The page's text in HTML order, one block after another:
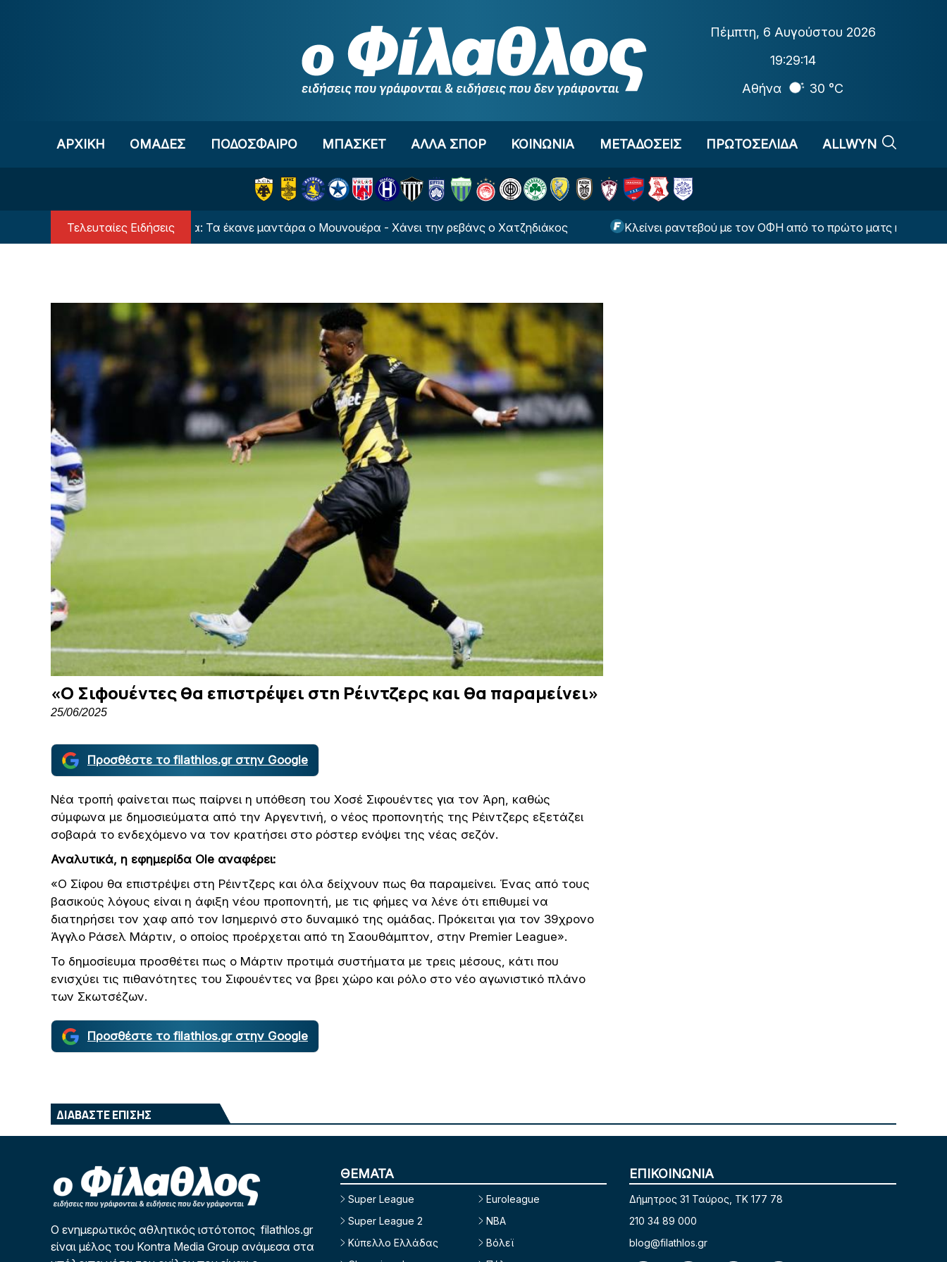
Πέμπτη, 6 Αυγούστου 2026
19:29:15
Αθήνα
30 °C
ΑΡΧΙΚΗ OΜΑΔΕΣ ΠΟΔΟΣΦΑΙΡΟ ΜΠΑΣΚΕΤ ΑΛΛΑ ΣΠΟΡ ΚΟΙΝΩΝΙΑ ΜΕΤΑΔΟΣΕΙΣ ΠΡΩΤΟΣΕΛΙΔΑ ALLWYN
Τελευταίες Ειδήσεις
Χαμός στην Τούμπα: Τα έκανε μαντάρα ο Μουνουέρα - Χάνει την ρεβάνς ο Χατζηδιάκος Κλείνει ραντεβού με τον ΟΦΗ από το πρώτο ματς η ΤΣΣΚΑ Σόφιας
«Ο Σιφουέντες θα επιστρέψει στη Ρέιντζερς και θα παραμείνει»
25/06/2025
Προσθέστε το filathlos.gr στην Google
Νέα τροπή φαίνεται πως παίρνει η υπόθεση του Χοσέ Σιφουέντες για τον Άρη, καθώς
σύμφωνα με δημοσιεύματα από την Αργεντινή, ο νέος προπονητής της Ρέιντζερς εξετάζει
σοβαρά το ενδεχόμενο να τον κρατήσει στο ρόστερ ενόψει της νέας σεζόν.
Αναλυτικά, η εφημερίδα Ole αναφέρει:
«Ο Σίφου θα επιστρέψει στη Ρέιντζερς και όλα δείχνουν πως θα παραμείνει. Ένας από τους
βασικούς λόγους είναι η άφιξη νέου προπονητή, με τις φήμες να λένε ότι επιθυμεί να
διατηρήσει τον χαφ από τον Ισημερινό στο δυναμικό της ομάδας. Πρόκειται για τον 39χρονο
Άγγλο Ράσελ Μάρτιν, ο οποίος προέρχεται από τη Σαουθάμπτον, στην Premier League».
Το δημοσίευμα προσθέτει πως ο Μάρτιν προτιμά συστήματα με τρεις μέσους, κάτι που
ενισχύει τις πιθανότητες του Σιφουέντες να βρει χώρο και ρόλο στο νέο αγωνιστικό πλάνο
των Σκωτσέζων.
Προσθέστε το filathlos.gr στην Google
ΔΙΑΒΑΣΤΕ ΕΠΙΣΗΣ
Ο ενημερωτικός αθλητικός ιστότοπος filathlos.gr
είναι μέλος του Kontra Media Group ανάμεσα στα
ΘΕΜΑΤΑ
Super League
Super League 2
Κύπελλο Ελλάδας
Euroleague
NBA
Βόλεϊ
ΕΠΙΚΟΙΝΩΝΙΑ
Δήμητρος 31 Ταύρος, TK 177 78
210 34 89 000
blog@filathlos.gr